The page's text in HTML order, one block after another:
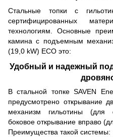
Стальные топки с
сертифицированных
технологиям. Основные
камина с подъемным
(19,0 kW) ECO это:
Удобный и надежный
В стальной топке SAVEN
предусмотрено открывание
механизм гильотины (для
боковое открывание вправо
Преимущества такой системы: